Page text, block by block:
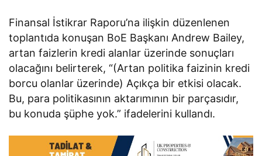
Finansal İstikrar Raporu’na ilişkin düzenlenen
toplantıda konuşan BoE Başkanı Andrew Bailey,
artan faizlerin kredi alanlar üzerinde sonuçları
olacağını belirterek, “(Artan politika faizinin kredi
borcu olanlar üzerinde) Açıkça bir etkisi olacak.
Bu, para politikasının aktarımının bir parçasıdır,
bu konuda şüphe yok.” ifadelerini kullandı.